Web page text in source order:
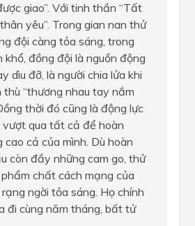
giao”. Với tinh thần “Tất
yêu”. Trong gian nan thử
đội càng tỏa sáng, trong
khổ, đồng đội là nguồn động
dìu đỡ, là người chia lửa khi
thù “thương nhau tay nắm
thời đó cũng là động lực
vượt qua tất cả để hoàn
cả của mình. Dù hoàn
còn đầy những cam go, thử
chất cách mạng của
ngời tỏa sáng. Họ chính
đi cùng năm tháng, bất tử